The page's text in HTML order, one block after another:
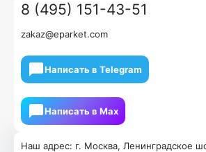
Наш адрес: г. Москва, Ленинградское
8 (495) 151-43-51
zakaz@eparket.com
Написать в Telegram
Написать в Мах